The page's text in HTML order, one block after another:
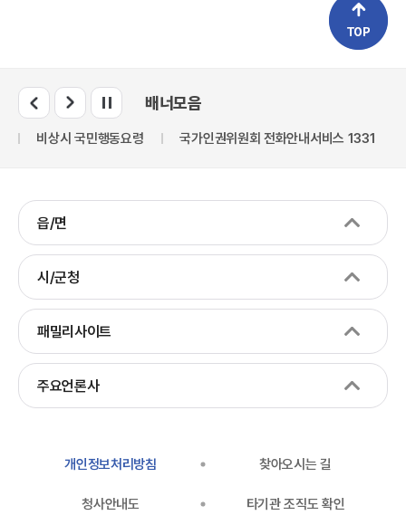
배너모음
비상시 국민행동요령 국가인권위원회 전화안내서비스 1331
읍/면
시/군청
패밀리사이트
주요언론사
개인정보처리방침 찾아오시는 길
청사안내도 타기관 조직도 확인